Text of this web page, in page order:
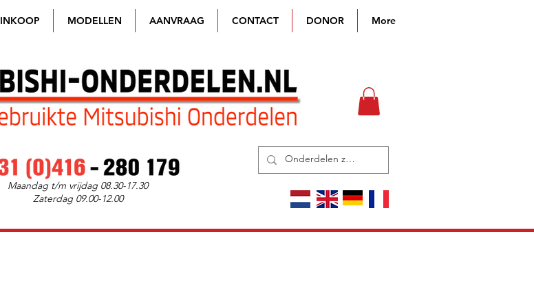
INKOOP MODELLEN AANVRAAG CONTACT DONOR More
Maandag t/m vrijdag 08.30-17.30
Zaterdag 09.00-12.00